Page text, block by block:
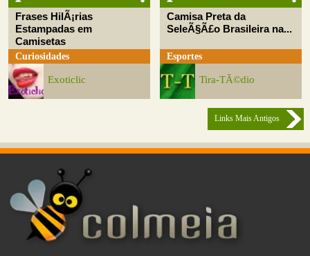
Frases HilÃ¡rias
Estampadas em
Camisetas
Curiosidades
Exoticlic
Camisa Preta da
SeleÃ§Ã£o Brasileira na...
Esportes
Tira-TÃ©dio
Links Mais Antigos